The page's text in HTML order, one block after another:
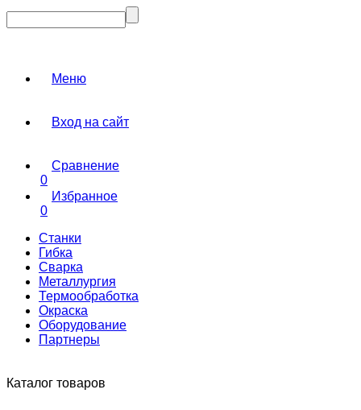
Меню
Вход на сайт
Сравнение
0
Избранное
0
Станки
Гибка
Сварка
Металлургия
Термообработка
Окраска
Оборудование
Партнеры
Каталог товаров